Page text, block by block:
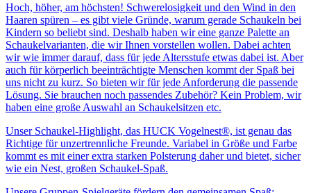
Hoch, höher, am höchsten! Schwerelosigkeit und den Wind in den
Haaren spüren – es gibt viele Gründe, warum gerade Schaukeln bei
Kindern so beliebt sind. Deshalb haben wir eine ganze Palette an
Schaukelvarianten, die wir Ihnen vorstellen wollen. Dabei achten
wir wie immer darauf, dass für jede Altersstufe etwas dabei ist. Aber
auch für körperlich beeinträchtigte Menschen kommt der Spaß bei
uns nicht zu kurz. So bieten wir für jede Anforderung die passende
Lösung. Sie brauchen noch passendes Zubehör? Kein Problem, wir
haben eine große Auswahl an Schaukelsitzen etc.
Unser Schaukel-Highlight, das HUCK Vogelnest®, ist genau das
Richtige für unzertrennliche Freunde. Variabel in Größe und Farbe
kommt es mit einer extra starken Polsterung daher und bietet, sicher
wie ein Nest, großen Schaukel-Spaß.